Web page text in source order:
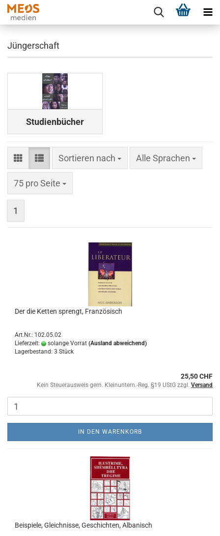
Jüngerschaft
Studienbücher
Sortieren nach
Sortieren nach Alle Sprachen
75 pro Seite
pro Seite
1
Der die Ketten sprengt, Französisch
Art.Nr.: 102.05.02
Lieferzeit:
solange Vorrat (Ausland abweichend)
Lagerbestand: 3 Stück
25,50 CHF
Kein Steuerausweis gem. Kleinuntern.-Reg. §19 UStG zzgl. Versand
IN DEN WARENKORB
Beispiele, Gleichnisse, Geschichten, Albanisch